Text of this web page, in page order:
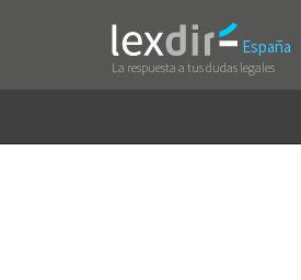
España
La respuesta a tus dudas legales